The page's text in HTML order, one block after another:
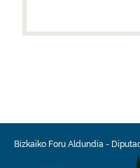
Bizkaiko Foru Aldundia -